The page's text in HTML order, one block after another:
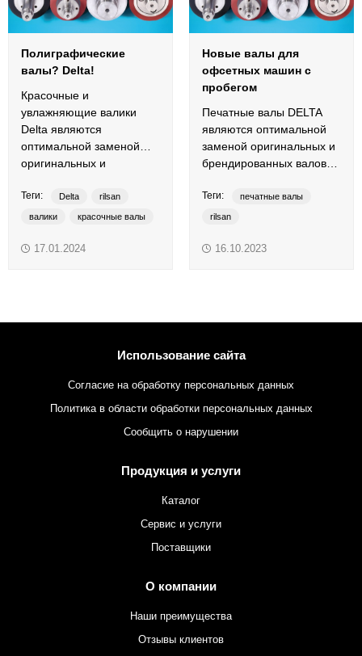
Полиграфические
валы? Delta!
Красочные и
увлажняющие валики
Delta являются
оптимальной заменой
оригинальных и
офсетных печатных
машин.
Теги: Delta rilsan
валики красочные валы
17.01.2024
Новые валы для
офсетных машин с
пробегом
Печатные валы DELTA
являются оптимальной
заменой оригинальных и
брендированных валов
полиграфических и
упаковочных
Теги: печатные валы
rilsan
16.10.2023
Использование сайта
Согласие на обработку персональных данных
Политика в области обработки персональных данных
Сообщить о нарушении
Продукция и услуги
Каталог
Сервис и услуги
Поставщики
О компании
Наши преимущества
Отзывы клиентов